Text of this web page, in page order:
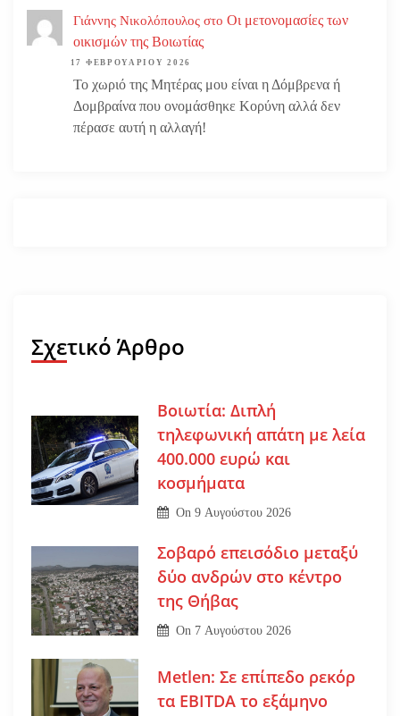
Γιάννης Νικολόπουλος στο Οι μετονομασίες των
οικισμών της Βοιωτίας
17 ΦΕΒΡΟΥΑΡΊΟΥ 2026
Το χωριό της Μητέρας μου είναι η Δόμβρενα ή
Δομβραίνα που ονομάσθηκε Κορύνη αλλά δεν
πέρασε αυτή η αλλαγή!
Σχετικό Άρθρο
Βοιωτία: Διπλή
τηλεφωνική απάτη με λεία
400.000 ευρώ και
κοσμήματα
On9 Αυγούστου 2026
Σοβαρό επεισόδιο μεταξύ
δύο ανδρών στο κέντρο
της Θήβας
On 7 Αυγούστου 2026
Metlen: Σε επίπεδο ρεκόρ
τα EBITDA το εξάμηνο